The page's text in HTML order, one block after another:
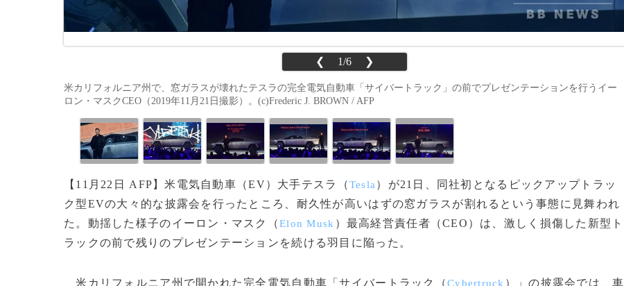
❮ 1/6 ❯
米カリフォルニア州で、窓ガラスが壊れたテスラの完全電気自動車「サイバートラック」の前でプレゼンテーションを行うイー
ロン・マスクCEO（2019年11月21日撮影）。(c)Frederic J. BROWN / AFP
【11月22日 AFP】米電気自動車（EV）大手テスラ（Tesla ）が21日、同社初となるピックアップトラッ
ク型EVの大々的な披露会を行ったところ、耐久性が高いはずの窓ガラスが割れるという事態に見舞われ
た。動揺した様子のイーロン・マスク（Elon Musk ）最高経営責任者（CEO）は、激しく損傷した新型ト
ラックの前で残りのプレゼンテーションを続ける羽目に陥った。
米カリフォルニア州で開かれた完全電気自動車「サイバートラック（Cybertruck ）」の披露会では、車